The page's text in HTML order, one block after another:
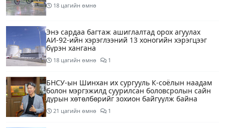
18 цагийн өмнө
Энэ сардаа багтаж ашиглалтад орох агуулах
АИ-92-ийн хэрэглээний 13 хоногийн хэрэгцээг
бүрэн хангана
18 цагийн өмнө 1
БНСУ-ын Шинхан их сургууль К-соёлын наадам
болон мэргэжилд суурилсан боловсролын сайн
дурын хөтөлбөрийг зохион байгуулж байна
21 цагийн өмнө 1